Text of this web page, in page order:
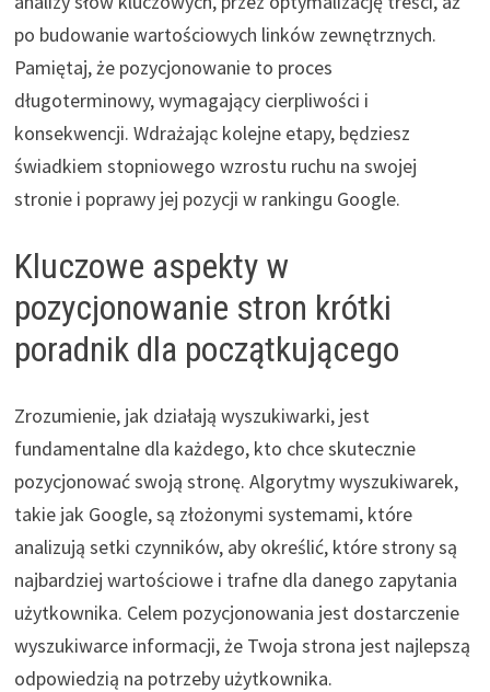
po budowanie wartościowych linków zewnętrznych.
Pamiętaj, że pozycjonowanie to proces
długoterminowy, wymagający cierpliwości i
konsekwencji. Wdrażając kolejne etapy, będziesz
świadkiem stopniowego wzrostu ruchu na swojej
stronie i poprawy jej pozycji w rankingu Google.
Kluczowe aspekty w
pozycjonowanie stron krótki
poradnik dla początkującego
Zrozumienie, jak działają wyszukiwarki, jest
fundamentalne dla każdego, kto chce skutecznie
pozycjonować swoją stronę. Algorytmy wyszukiwarek,
takie jak Google, są złożonymi systemami, które
analizują setki czynników, aby określić, które strony są
najbardziej wartościowe i trafne dla danego zapytania
użytkownika. Celem pozycjonowania jest dostarczenie
wyszukiwarce informacji, że Twoja strona jest najlepszą
odpowiedzią na potrzeby użytkownika.